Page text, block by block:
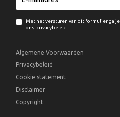
Met het versturen van dit formulier ga
ons privacybeleid
Algemene Voorwaarden
Privacybeleid
Cookie statement
Disclaimer
Copyright